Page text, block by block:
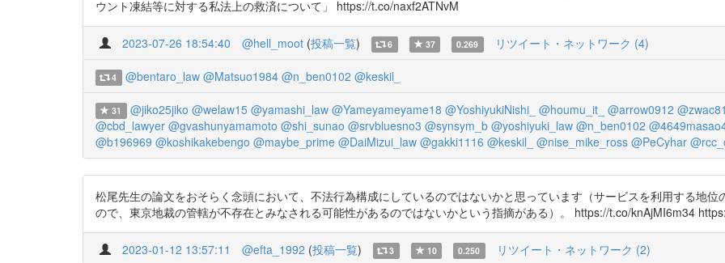
ウント凍結等に対する私法上の救済について」 https://t.co/naxf2ATNvM
2023-07-26 18:54:40 @hell_moot (投稿一覧) 6 37 0.269 リツイート・ネットワーク (4)
4 @bentaro_law @Matsuo1984 @n_ben0102 @keskil_
31 @jiko25jiko @welaw15 @yamashi_law @Yameyameyame18 @YoshiyukiNishi_ @houmu_it_ @arrow0912 @zwac81
@cbd_lawyer @gvashunyamamoto @shi_sunao @srvbluesno3 @synsym_b @yoshiyuki_law @n_ben0102
@b196969 @koshikakebengo @maybe_prime @DaiMizui_law @gakki1116 @keskil_ @nise_mike_ross @PeCyhar
松尾先生の論文をおそらく念頭において、不法行為構成にしているのではないかと思っています（サービスを利用する地
ので、東京地裁の管轄が不存在とみなされる可能性があるのではないかという指摘がある）。 https://t.co/knAjMI6m34
2023-01-12 13:57:11 @efta_1992 (投稿一覧) 3 10 0.250 リツイート・ネットワーク (2)